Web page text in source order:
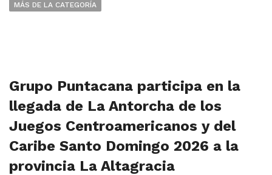
MÁS DE LA CATEGORÍA
Grupo Puntacana participa en la
llegada de La Antorcha de los
Juegos Centroamericanos y del
Caribe Santo Domingo 2026 a la
provincia La Altagracia